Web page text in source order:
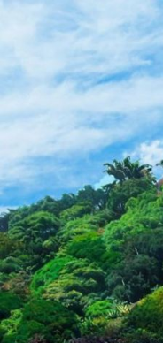
Pular
conteúdo